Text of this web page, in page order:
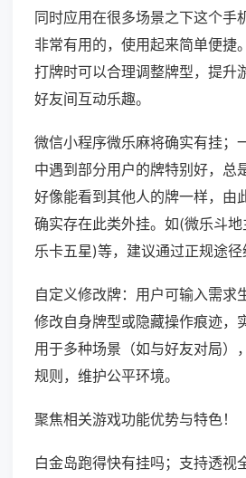
同时应用在很多场景之下这个手
非常有用的，使用起来简单便捷
打牌时可以合理调整牌型，提升
好友间互动乐趣。
微信小程序微乐麻将确实有挂；
中遇到部分用户的牌特别好，总
好像能看到其他人的牌一样，由
确实存在此类外挂。如(微乐斗
乐卡五星)等，建议通过正规途径
自定义修改牌：用户可输入需求
修改自身牌型或隐藏操作痕迹，
用于多种场景（如与好友对局）
规则，维护公平环境。
聚焦相关游戏功能优势与特色！
白金岛跑得快有挂吗；支持透视